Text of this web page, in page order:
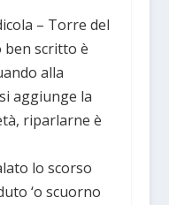
– Torre del
ben scritto è
alla
aggiunge la
riparlarne è
lo scorso
‘o scuorno